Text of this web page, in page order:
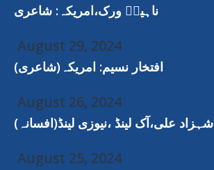
ناہیدؔ ورک،امریکہ: شاعری
August 29, 2024
افتخار نسیم: امریکہ(شاعری)
August 26, 2024
شہزاد علی،آک لینڈ ،نیوزی لینڈ(افسانہ)
August 25, 2024